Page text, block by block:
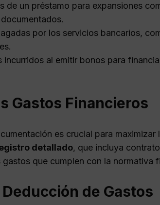
de un préstamo para expansiones
por los servicios bancarios,
incurridos al emitir bonos para
Gastos Financieros
es crucial para maximizar
detallado, que incluya
que cumplen con la normativa
de Gastos